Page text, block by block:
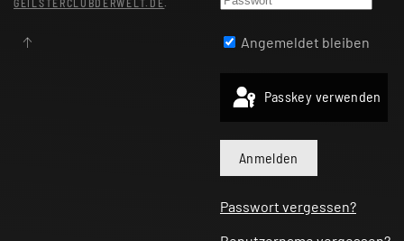
Angemeldet bleiben
Passkey verwenden
Anmelden
Passwort vergessen?